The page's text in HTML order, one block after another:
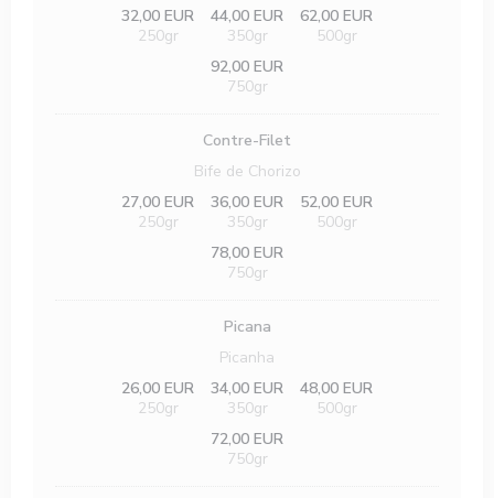
32,00 EUR
250gr
44,00 EUR
350gr
62,00 EUR
500gr
92,00 EUR
750gr
Contre-Filet
Bife de Chorizo
27,00 EUR
250gr
36,00 EUR
350gr
52,00 EUR
500gr
78,00 EUR
750gr
Picana
Picanha
26,00 EUR
250gr
34,00 EUR
350gr
48,00 EUR
500gr
72,00 EUR
750gr